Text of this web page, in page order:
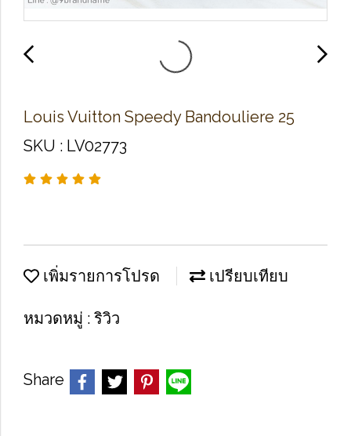
Louis Vuitton Speedy Bandouliere 25
SKU : LV02773
เพิ่มรายการโปรด เปรียบเทียบ
หมวดหมู่ : ริวิว
Share